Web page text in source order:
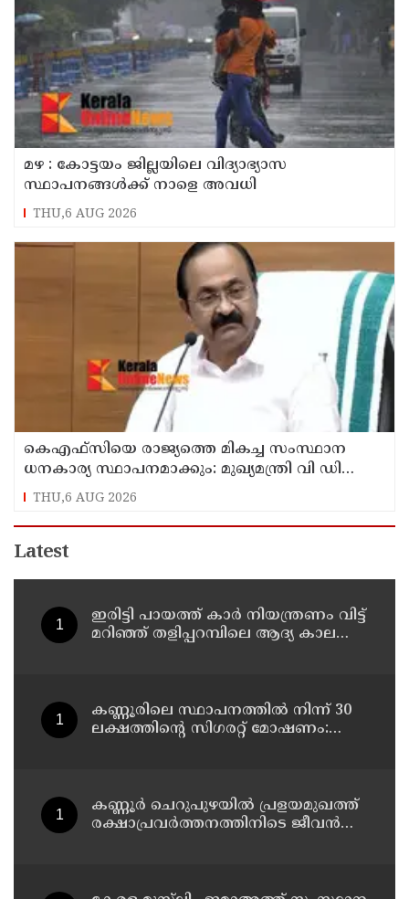
മഴ : കോട്ടയം ജില്ലയിലെ വിദ്യാഭ്യാസ
സ്ഥാപനങ്ങൾക്ക് നാളെ അവധി
THU,6 AUG 2026
കെഎഫ്‌സിയെ രാജ്യത്തെ മികച്ച സംസ്ഥാന
ധനകാര്യ സ്ഥാപനമാക്കും: മുഖ്യമന്ത്രി വി ഡി
സതീശൻ
THU,6 AUG 2026
Latest
ഇരിട്ടി പായത്ത് കാർ നിയന്ത്രണം വിട്ട്
മറിഞ്ഞ് തളിപ്പറമ്പിലെ ആദ്യ കാല
കണ്ണൂരിലെ സ്ഥാപനത്തിൽ നിന്ന് 30
ലക്ഷത്തിന്റെ സിഗരറ്റ് മോഷണം:
കണ്ണൂർ ചെറുപുഴയിൽ പ്രളയമുഖത്ത്
രക്ഷാപ്രവർത്തനത്തിനിടെ ജീവൻ